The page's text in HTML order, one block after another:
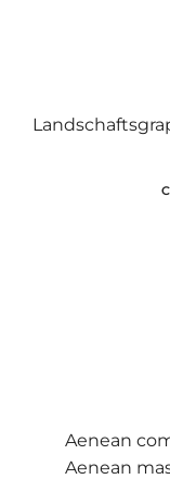
Aenean
Aenean